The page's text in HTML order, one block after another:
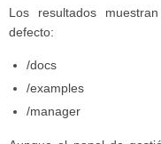
Los resultados
defecto:
/docs
/examples
/manager